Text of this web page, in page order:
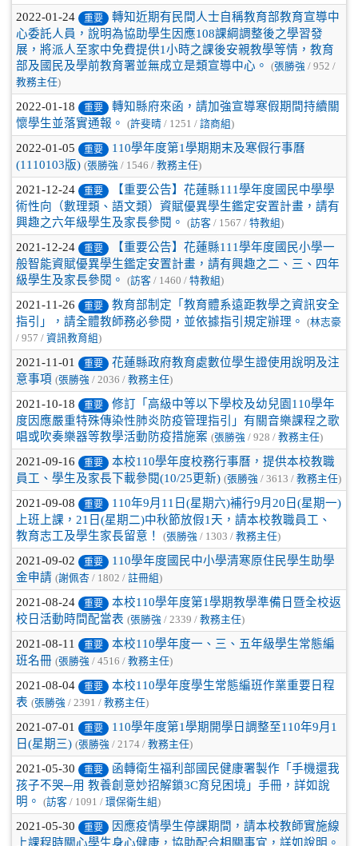
2022-01-24 重要
轉知近期有民間人士自稱教育部教育宣導中
心委託人員，說明為協助學生因應108課綱調整後之學習發
展，將派人至家中免費提供1小時之課後安親教學等情，教育
部及國民及學前教育署並無成立是類宣導中心。
(張勝強 / 952 /
教務主任)
2022-01-18 重要
轉知縣府來函，請加強宣導寒假期間持續關
懷學生並落實通報。
(許斐晴 / 1251 / 諮商組)
2022-01-05 重要
110學年度第1學期期末及寒假行事曆
(1110103版) (張勝強 / 1546 / 教務主任)
2021-12-24 重要
【重要公告】花蓮縣111學年度國民中學學
術性向（數理類、語文類）資賦優異學生鑑定安置計畫，請有
興趣之六年級學生及家長參閱。
(訪客 / 1567 / 特教組)
2021-12-24 重要
【重要公告】花蓮縣111學年度國民小學一
般智能資賦優異學生鑑定安置計畫，請有興趣之二、三、四年
級學生及家長參閱。
(訪客 / 1460 / 特教組)
2021-11-26 重要
教育部制定「教育體系遠距教學之資訊安全
指引」，請全體教師務必參閱，並依據指引規定辦理。
(林志豪
/ 957 / 資訊教育組)
2021-11-01 重要
花蓮縣政府教育處數位學生證使用說明及注
意事項 (張勝強 / 2036 / 教務主任)
2021-10-18 重要
修訂「高級中等以下學校及幼兒園110學年
度因應嚴重特殊傳染性肺炎防疫管理指引」有關音樂課程之歌
唱或吹奏樂器等教學活動防疫措施案 (張勝強 / 928 / 教務主任)
2021-09-16 重要
本校110學年度校務行事曆，提供本校教職
員工、學生及家長下載參閱(10/25更新) (張勝強 / 3613 / 教務主任)
2021-09-08 重要
110年9月11日(星期六)補行9月20日(星期一)
上班上課，21日(星期二)中秋節放假1天，請本校教職員工、
教育志工及學生家長留意！
(張勝強 / 1303 / 教務主任)
2021-09-02 重要
110學年度國民中小學清寒原住民學生助學
金申請 (謝佩杏 / 1802 / 註冊組)
2021-08-24 重要
本校110學年度第1學期教學準備日暨全校返
校日活動時間配當表 (張勝強 / 2339 / 教務主任)
2021-08-11 重要
本校110學年度一、三、五年級學生常態編
班名冊 (張勝強 / 4516 / 教務主任)
2021-08-04 重要
本校110學年度學生常態編班作業重要日程
表 (張勝強 / 2391 / 教務主任)
2021-07-01 重要
110學年度第1學期開學日調整至110年9月1
日(星期三) (張勝強 / 2174 / 教務主任)
2021-05-30 重要
函轉衛生福利部國民健康署製作「手機還我
孩子不哭─用 教養創意妙招解鎖3C育兒困境」手冊，詳如說
明。
(訪客 / 1091 / 環保衛生組)
2021-05-30 重要
因應疫情學生停課期間，請本校教師實施線
上課程時關心學生身心健康，協助配合相關事宜，詳如說明。